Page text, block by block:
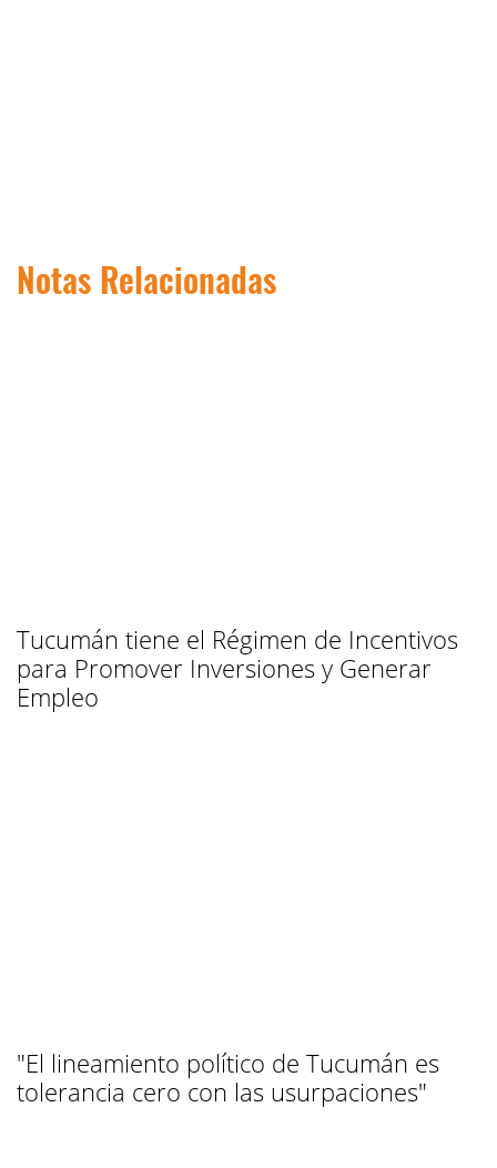
Notas Relacionadas
Tucumán tiene el Régimen de Incentivos
para Promover Inversiones y Generar
Empleo
"El lineamiento político de Tucumán es
tolerancia cero con las usurpaciones"